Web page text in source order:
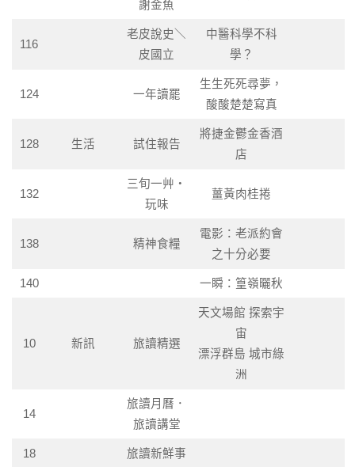
謝金魚
116
老皮說史＼
皮國立
中醫科學不科
學？
124 一年讀罷
生生死死尋夢，
酸酸楚楚寫真
128 生活 試住報告
將捷金鬱金香酒
店
132
三旬一艸‧
玩味
薑黃肉桂捲
138 精神食糧
電影：老派約會
之十分必要
140 一瞬：篁嶺曬秋
10 新訊 旅讀精選
天文場館 探索宇
宙
漂浮群島 城市綠
洲
14
旅讀月曆．
旅讀講堂
18 旅讀新鮮事